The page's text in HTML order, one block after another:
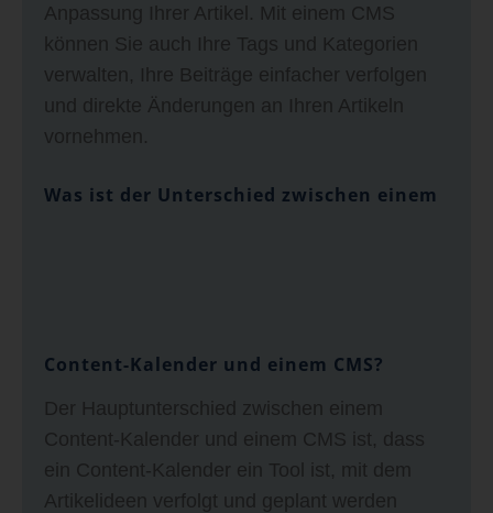
Anpassung Ihrer Artikel. Mit einem CMS
können Sie auch Ihre Tags und Kategorien
verwalten, Ihre Beiträge einfacher verfolgen
und direkte Änderungen an Ihren Artikeln
vornehmen.
Was ist der Unterschied zwischen einem
Content-Kalender und einem CMS?
Der Hauptunterschied zwischen einem
Content-Kalender und einem CMS ist, dass
ein Content-Kalender ein Tool ist, mit dem
Artikelideen verfolgt und geplant werden